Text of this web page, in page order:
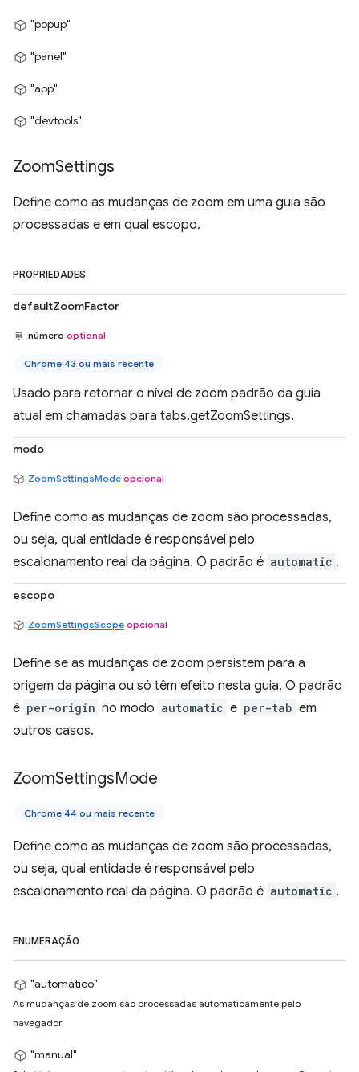
"popup"
"panel"
"app"
"devtools"
ZoomSettings
Define como as mudanças de zoom em uma guia são
processadas e em qual escopo.
PROPRIEDADES
defaultZoomFactor
número optional
Chrome 43 ou mais recente
Usado para retornar o nível de zoom padrão da guia
atual em chamadas para tabs.getZoomSettings.
modo
ZoomSettingsMode opcional
Define como as mudanças de zoom são processadas,
ou seja, qual entidade é responsável pelo
escalonamento real da página. O padrão é automatic .
escopo
ZoomSettingsScope opcional
Define se as mudanças de zoom persistem para a
origem da página ou só têm efeito nesta guia. O padrão
é per-origin no modo automatic e per-tab em
outros casos.
ZoomSettingsMode
Chrome 44 ou mais recente
Define como as mudanças de zoom são processadas,
ou seja, qual entidade é responsável pelo
escalonamento real da página. O padrão é automatic .
ENUMERAÇÃO
"automático"
As mudanças de zoom são processadas automaticamente pelo
navegador.
"manual"